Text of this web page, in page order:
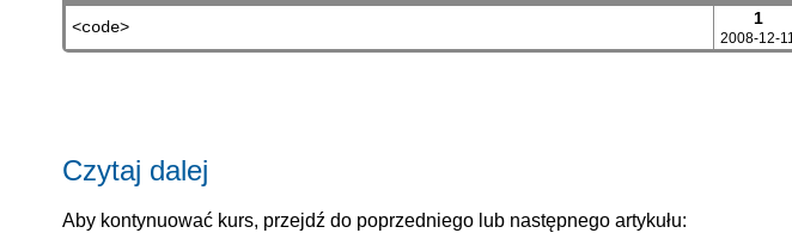
<code> 1
2008-12-11
Czytaj dalej
Aby kontynuować kurs, przejdź do poprzedniego lub następnego artykułu: